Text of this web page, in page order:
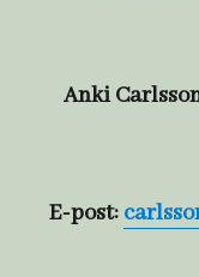
Anki
E-post: